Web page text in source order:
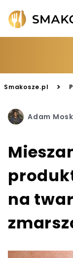
Smakosze.pl >
Adam
na